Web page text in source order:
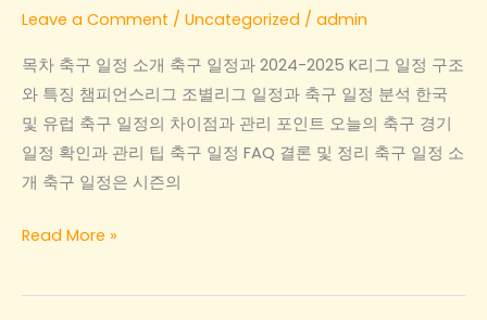
Leave a Comment / Uncategorized / admin
목차 축구 일정 소개 축구 일정과 2024-2025 K리그 일정 구조
와 특징 챔피언스리그 조별리그 일정과 축구 일정 분석 한국
및 유럽 축구 일정의 차이점과 관리 포인트 오늘의 축구 경기
일정 확인과 관리 팁 축구 일정 FAQ 결론 및 정리 축구 일정 소
개 축구 일정은 시즌의
축
일
Read More »